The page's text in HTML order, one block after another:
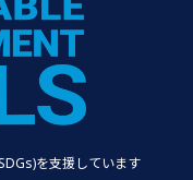
を支援しています